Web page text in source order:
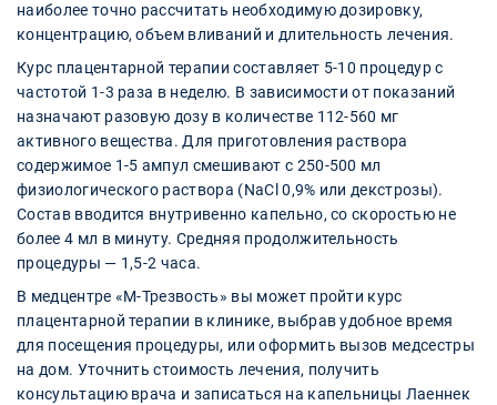
наиболее точно рассчитать необходимую дозировку,
концентрацию, объем вливаний и длительность лечения.
Курс плацентарной терапии составляет 5-10 процедур с
частотой 1-3 раза в неделю. В зависимости от показаний
назначают разовую дозу в количестве 112-560 мг
активного вещества. Для приготовления раствора
содержимое 1-5 ампул смешивают с 250-500 мл
физиологического раствора (NaCl 0,9% или декстрозы).
Состав вводится внутривенно капельно, со скоростью не
более 4 мл в минуту. Средняя продолжительность
процедуры — 1,5-2 часа.
В медцентре «М-Трезвость» вы может пройти курс
плацентарной терапии в клинике, выбрав удобное время
для посещения процедуры, или оформить вызов медсестры
на дом. Уточнить стоимость лечения, получить
консультацию врача и записаться на капельницы Лаеннек